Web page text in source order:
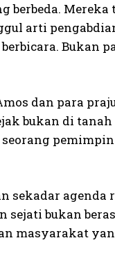
berbeda.
arti
Bukan
dan para
bukan di
sekadar
bukan
masyarakat